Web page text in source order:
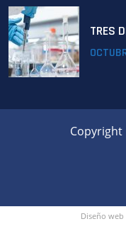
TRES
Copyright
Diseño web